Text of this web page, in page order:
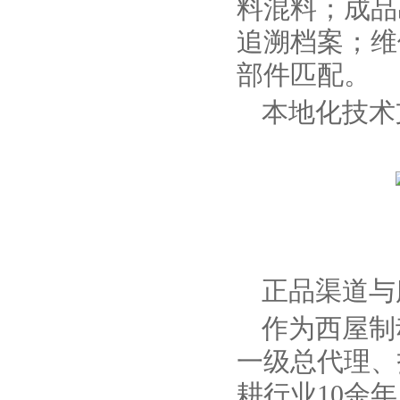
料混料；成
追溯档案；
部件匹配。
本地化技
正品渠道
作为西屋
一级总代理